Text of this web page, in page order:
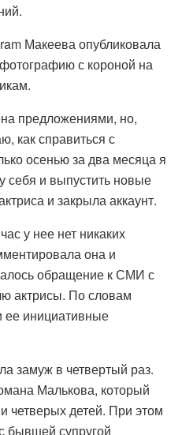
Макеева опубликовала
с короной на
предложениями, но,
как справиться с
осенью за два месяца я
себя и выпустить новые
и закрыла аккаунт.
у нее нет никаких
она и
обращение к СМИ с
актрисы. По словам
ее инициативные
замуж в четвертый раз.
Малькова, который
четверых детей. При этом
бывшей супругой